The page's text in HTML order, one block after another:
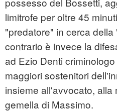
limitrofe per oltre 45
"predatore" in cerca
contrario è invece la
ad Ezio Denti
maggiori sostenitori
insieme all'avvocato, alla
gemella di Massimo.